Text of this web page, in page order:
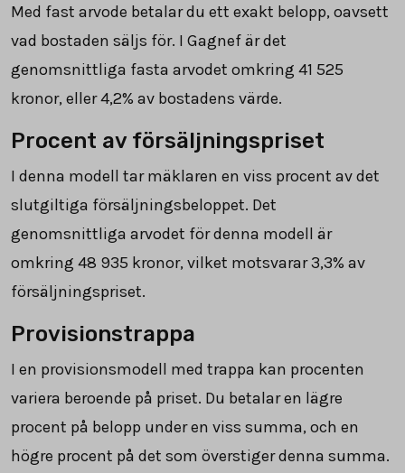
Med fast arvode betalar du ett exakt belopp, oavsett
vad bostaden säljs för. I Gagnef är det
genomsnittliga fasta arvodet omkring 41 525
kronor, eller 4,2% av bostadens värde.
Procent av försäljningspriset
I denna modell tar mäklaren en viss procent av det
slutgiltiga försäljningsbeloppet. Det
genomsnittliga arvodet för denna modell är
omkring 48 935 kronor, vilket motsvarar 3,3% av
försäljningspriset.
Provisionstrappa
I en provisionsmodell med trappa kan procenten
variera beroende på priset. Du betalar en lägre
procent på belopp under en viss summa, och en
högre procent på det som överstiger denna summa.